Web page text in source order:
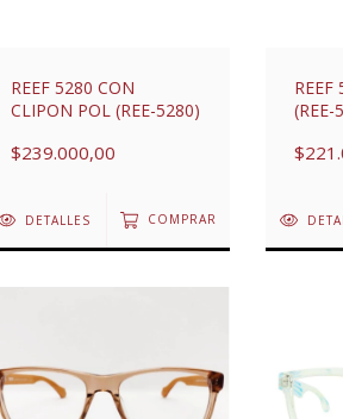
REEF 5280 CON
CLIPON POL (REE-5280)
$239.000,00
DETALLES COMPRAR
(REE-